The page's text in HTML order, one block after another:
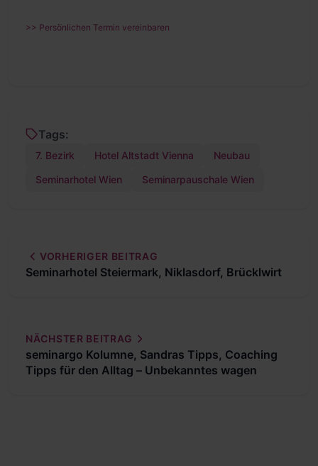
>> Persönlichen Termin vereinbaren
Tags:
7. Bezirk Hotel Altstadt Vienna
Neubau
Seminarhotel Wien
Seminarpauschale Wien
VORHERIGER BEITRAG
Seminarhotel Steiermark, Niklasdorf, Brücklwirt
NÄCHSTER BEITRAG
seminargo Kolumne, Sandras Tipps, Coaching
Tipps für den Alltag – Unbekanntes wagen